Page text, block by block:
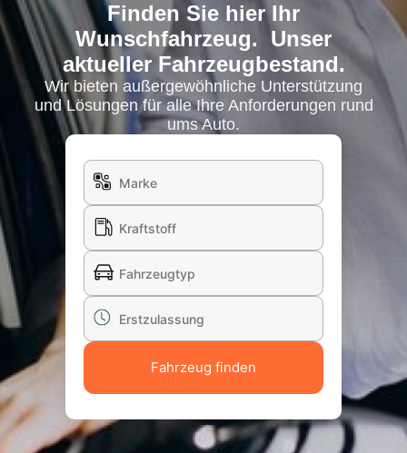
Finden Sie hier Ihr
Wunschfahrzeug. Unser
aktueller Fahrzeugbestand.
Wir bieten außergewöhnliche Unterstützung
und Lösungen für alle Ihre Anforderungen rund
ums Auto.